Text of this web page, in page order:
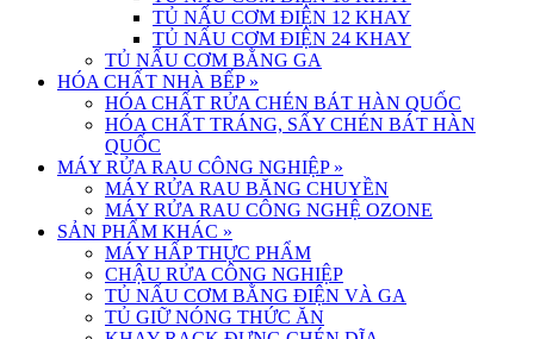
TỦ NẤU CƠM ĐIỆN 12 KHAY
TỦ NẤU CƠM ĐIỆN 24 KHAY
TỦ NẤU CƠM BẰNG GA
HÓA CHẤT NHÀ BẾP »
HÓA CHẤT RỬA CHÉN BÁT HÀN QUỐC
HÓA CHẤT TRÁNG, SẤY CHÉN BÁT HÀN
QUỐC
MÁY RỬA RAU CÔNG NGHIỆP »
MÁY RỬA RAU BĂNG CHUYỀN
MÁY RỬA RAU CÔNG NGHỆ OZONE
SẢN PHẨM KHÁC »
MÁY HẤP THỰC PHẨM
CHẬU RỬA CÔNG NGHIỆP
TỦ NẤU CƠM BẰNG ĐIỆN VÀ GA
TỦ GIỮ NÓNG THỨC ĂN